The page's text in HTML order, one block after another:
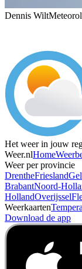
Dennis Wilt
Het weer in jouw
Weer.nlHome
Weer per provincie
DrentheFriesland
BrabantNoord-
HollandOverijssel
Weerkaarten
Download de app